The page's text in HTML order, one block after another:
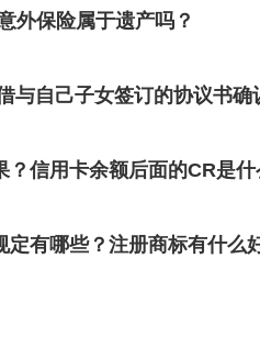
外保险属于遗产吗？
与自己子女签订的协议书
信用卡余额后面的CR是什
有哪些？注册商标有什么